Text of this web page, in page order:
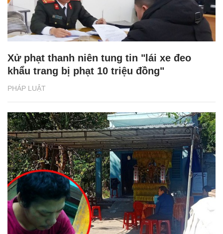
PHÁP LUẬT
Xử phạt thanh niên tung tin "lái xe đeo
khẩu trang bị phạt 10 triệu đồng"